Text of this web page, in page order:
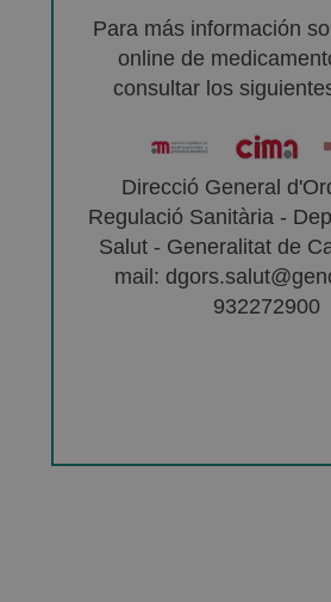
Para más información
online de
consultar los
Direcció General
Regulació Sanitària -
Salut - Generalitat de
mail:
932272900